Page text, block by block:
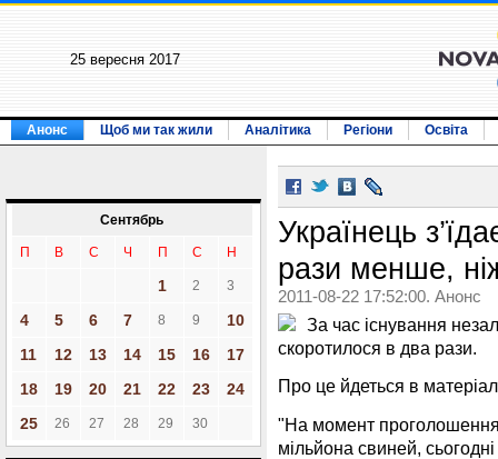
25 вересня 2017
Анонс Щоб ми так жили Аналітика Регіони Освіта
Сентябрь
П В С Ч П С Н
1 2 3
4 5 6 7 8 9
10
11
12 13 14 15 16
17
18
19 20 21 22 23
24
25
26 27 28 29 30
Українець
рази менше,
2011-08-22 17:52:00. Анонс
За час існування
скоротилося в два рази.
Про це йдеться в
"На момент проголошення
мільйона свиней,